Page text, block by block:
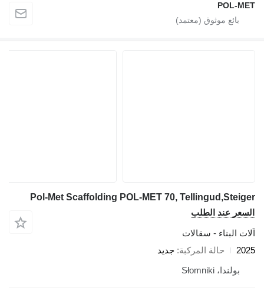
POL-MET
Pol-Met Scaffolding POL-MET 70, Tellingud,Steiger
السعر عند الطلب
آلات البناء - سقالات
2025
حالة المركبة جديد
بولندا، Słomniki